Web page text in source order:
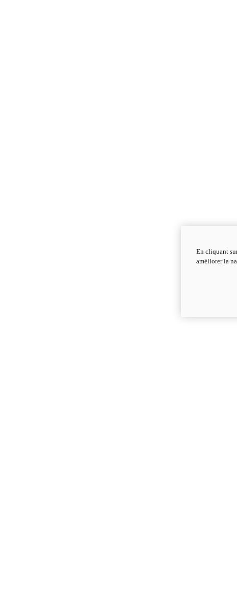
En cliquant
améliorer la